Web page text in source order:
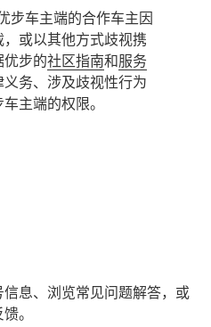
步车主端的合作车主因
或以其他方式歧视携
优步的社区指南和服务
义务、涉及歧视性行为
主端的权限。
息、浏览常见问题解答，或
。